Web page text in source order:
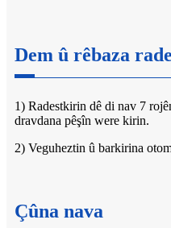
Dem û rêbaza
1) Radestkirin dê di nav 7
dravdana pêşîn were kirin.
2) Veguheztin û barkirina
Çûna nava